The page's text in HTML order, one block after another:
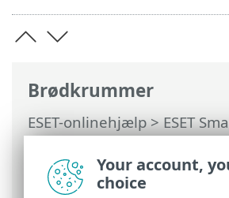
Brødkrummer
ESET-onlinehjælp>ESET
Premium>Arbejde med
Security Premium>
Sikkerhedsværktøjer
> Anti-
Your account,
choice